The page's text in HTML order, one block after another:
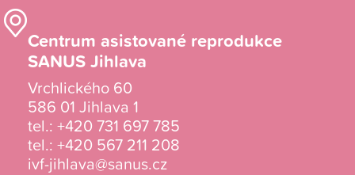
Centrum asistované reprodukce
SANUS Jihlava
Vrchlického 60
586 01 Jihlava 1
tel.: +420 731 697 785
tel.: +420 567 211 208
ivf-jihlava@sanus.cz